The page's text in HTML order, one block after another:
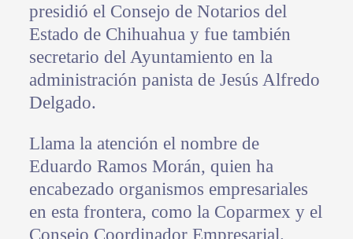
presidió el Consejo de Notarios del
Estado de Chihuahua y fue también
secretario del Ayuntamiento en la
administración panista de Jesús Alfredo
Delgado.
Llama la atención el nombre de
Eduardo Ramos Morán, quien ha
encabezado organismos empresariales
en esta frontera, como la Coparmex y el
Consejo Coordinador Empresarial.